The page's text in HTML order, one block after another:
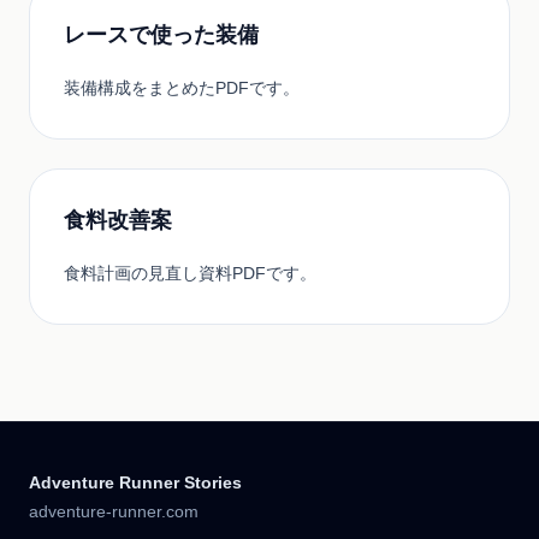
レースで使った装備
装備構成をまとめたPDFです。
食料改善案
食料計画の見直し資料PDFです。
Adventure Runner Stories
adventure-runner.com